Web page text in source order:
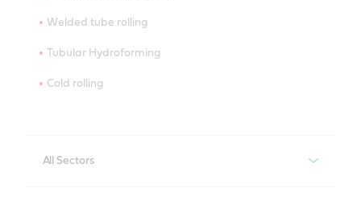
Welded tube rolling
Tubular Hydroforming
Cold rolling
All Sectors